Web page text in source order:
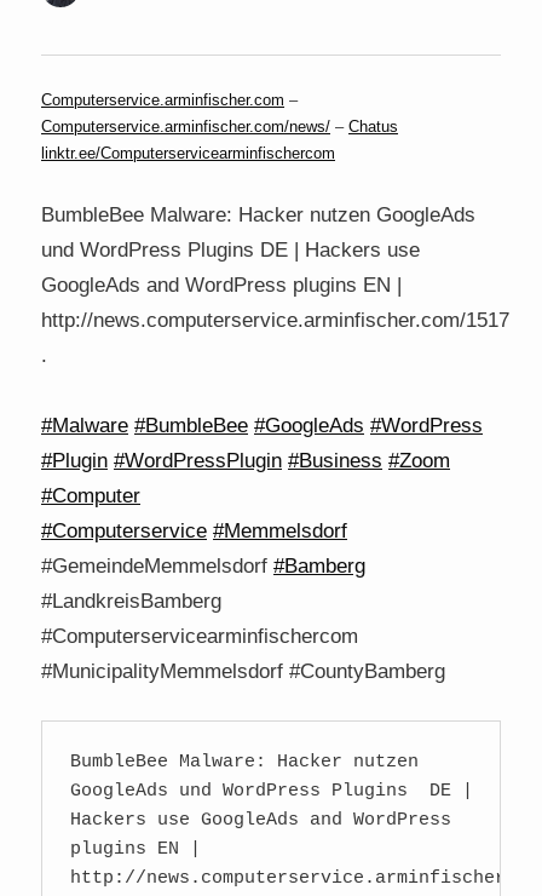
Computerservice.arminfischer.com –
Computerservice.arminfischer.com/news/ – Chatus
linktr.ee/Computerservicearminfischercom
BumbleBee Malware: Hacker nutzen GoogleAds
und WordPress Plugins DE | Hackers use
GoogleAds and WordPress plugins EN |
http://news.computerservice.arminfischer.com/1517
.
#Malware #BumbleBee #GoogleAds #WordPress
#Plugin #WordPressPlugin #Business #Zoom
#Computer
#Computerservice #Memmelsdorf
#GemeindeMemmelsdorf #Bamberg
#LandkreisBamberg
#Computerservicearminfischercom
#MunicipalityMemmelsdorf #CountyBamberg
BumbleBee Malware: Hacker nutzen
GoogleAds und WordPress Plugins  DE |
Hackers use GoogleAds and WordPress
plugins EN |
http://